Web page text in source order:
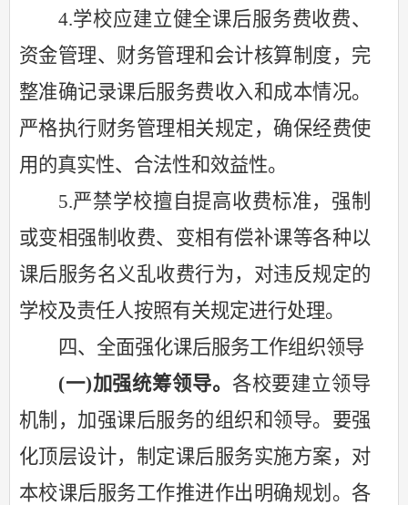
4.学校应建立健全课后服务费收费、
资金管理、财务管理和会计核算制度，完
整准确记录课后服务费收入和成本情况。
严格执行财务管理相关规定，确保经费使
用的真实性、合法性和效益性。
5.严禁学校擅自提高收费标准，强制
或变相强制收费、变相有偿补课等各种以
课后服务名义乱收费行为，对违反规定的
学校及责任人按照有关规定进行处理。
四、全面强化课后服务工作组织领导
(一)加强统筹领导。 各校要建立领导
机制，加强课后服务的组织和领导。要强
化顶层设计，制定课后服务实施方案，对
本校课后服务工作推进作出明确规划。各